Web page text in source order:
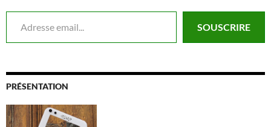
Adresse email...
SOUSCRIRE
PRÉSENTATION